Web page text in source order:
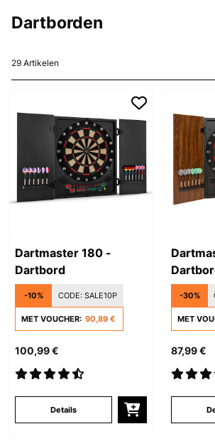
Dartborden
29 Artikelen
Dartmaster 180 -
Dartbord
-10% CODE: SALE10P
MET VOUCHER: 90,89 €
100,99 €
Details
-30%
MET
87,99 €